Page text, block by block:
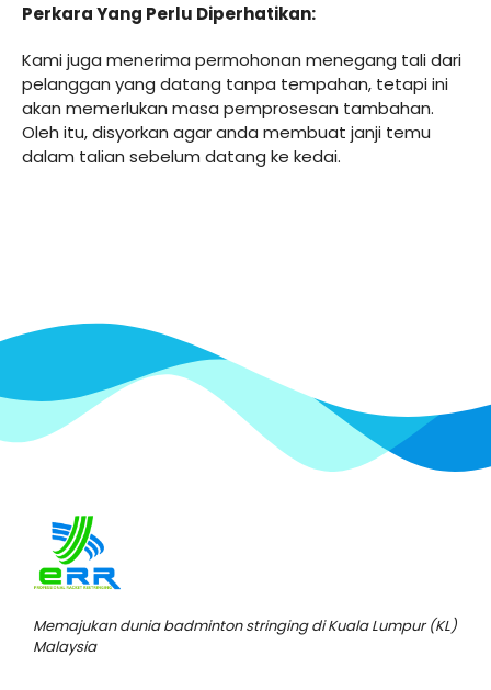
Perkara Yang Perlu Diperhatikan:
Kami juga menerima permohonan menegang tali dari
pelanggan yang datang tanpa tempahan, tetapi ini
akan memerlukan masa pemprosesan tambahan.
Oleh itu, disyorkan agar anda membuat janji temu
dalam talian sebelum datang ke kedai.
Memajukan dunia badminton stringing di Kuala Lumpur (KL)
Malaysia